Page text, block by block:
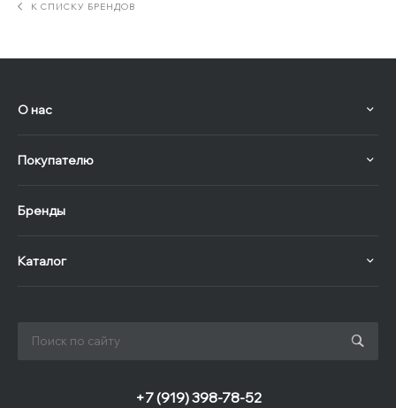
К СПИСКУ БРЕНДОВ
О нас
Покупателю
Бренды
Каталог
+7 (919) 398-78-52